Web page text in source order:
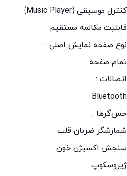
کنترل موسیقی (Music Player)
قابلیت مکالمه مستقیم
نوع صفحه نمایش اصلی :
تمام صفحه
اتصالات :
Bluetooth
حس‌گرها :
شمارشگر ضربان قلب
سنجش اکسیژن خون
ژیروسکوپ